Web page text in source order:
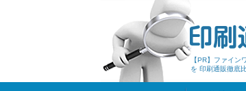
【PR】ファイ
を 印刷通販徹底